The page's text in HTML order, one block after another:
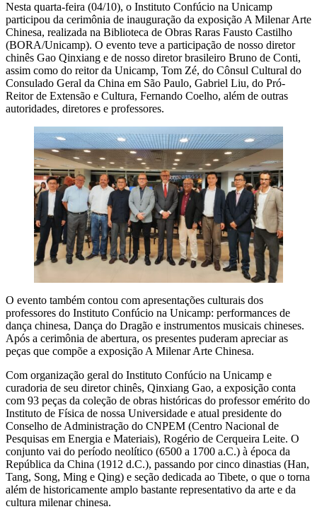
Nesta quarta-feira (04/10), o Instituto Confúcio na Unicamp
participou da cerimônia de inauguração da exposição A Milenar Arte
Chinesa, realizada na Biblioteca de Obras Raras Fausto Castilho
(BORA/Unicamp). O evento teve a participação de nosso diretor
chinês Gao Qinxiang e de nosso diretor brasileiro Bruno de Conti,
assim como do reitor da Unicamp, Tom Zé, do Cônsul Cultural do
Consulado Geral da China em São Paulo, Gabriel Liu, do Pró-
Reitor de Extensão e Cultura, Fernando Coelho, além de outras
autoridades, diretores e professores.
O evento também contou com apresentações culturais dos
professores do Instituto Confúcio na Unicamp: performances de
dança chinesa, Dança do Dragão e instrumentos musicais chineses.
Após a cerimônia de abertura, os presentes puderam apreciar as
peças que compõe a exposição A Milenar Arte Chinesa.
Com organização geral do Instituto Confúcio na Unicamp e
curadoria de seu diretor chinês, Qinxiang Gao, a exposição conta
com 93 peças da coleção de obras históricas do professor emérito do
Instituto de Física de nossa Universidade e atual presidente do
Conselho de Administração do CNPEM (Centro Nacional de
Pesquisas em Energia e Materiais), Rogério de Cerqueira Leite. O
conjunto vai do período neolítico (6500 a 1700 a.C.) à época da
República da China (1912 d.C.), passando por cinco dinastias (Han,
Tang, Song, Ming e Qing) e seção dedicada ao Tibete, o que o torna
além de historicamente amplo bastante representativo da arte e da
cultura milenar chinesa.